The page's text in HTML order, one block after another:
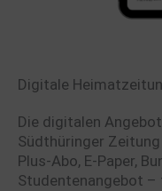
Digitale
Die digitalen
Südthüringer
Plus-Abo, E-Paper,
Studentenangebot –